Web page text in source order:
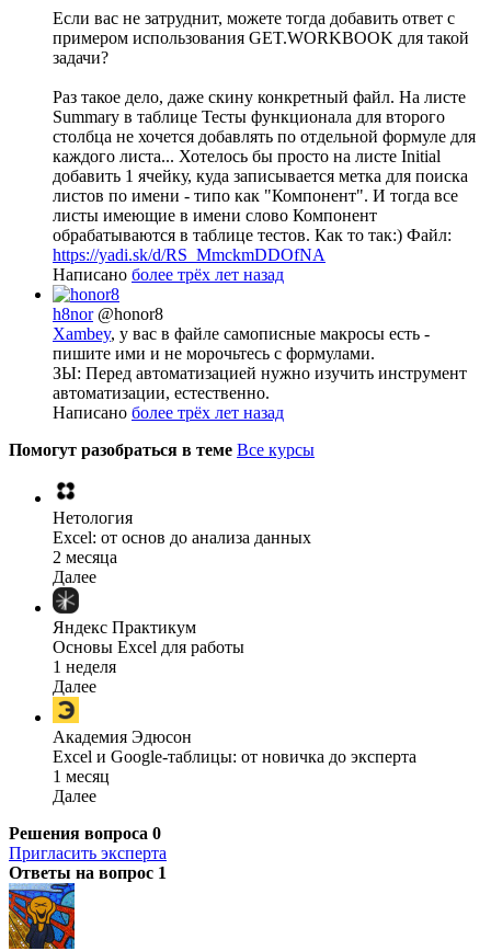
Если вас не затруднит, можете тогда добавить ответ с
примером использования GET.WORKBOOK для такой
задачи?
Раз такое дело, даже скину конкретный файл. На листе
Summary в таблице Тесты функционала для второго
столбца не хочется добавлять по отдельной формуле для
каждого листа... Хотелось бы просто на листе Initial
добавить 1 ячейку, куда записывается метка для поиска
листов по имени - типо как "Компонент". И тогда все
листы имеющие в имени слово Компонент
обрабатываются в таблице тестов. Как то так:) Файл:
https://yadi.sk/d/RS_MmckmDDOfNA
Написано более трёх лет назад
h8nor @honor8
Xambey, у вас в файле самописные макросы есть -
пишите ими и не морочьтесь с формулами.
ЗЫ: Перед автоматизацией нужно изучить инструмент
автоматизации, естественно.
Написано более трёх лет назад
Помогут разобраться в теме Все курсы
Нетология
Excel: от основ до анализа данных
2 месяца
Далее
Яндекс Практикум
Основы Excel для работы
1 неделя
Далее
Академия Эдюсон
Excel и Google-таблицы: от новичка до эксперта
1 месяц
Далее
Решения вопроса 0
Пригласить эксперта
Ответы на вопрос 1